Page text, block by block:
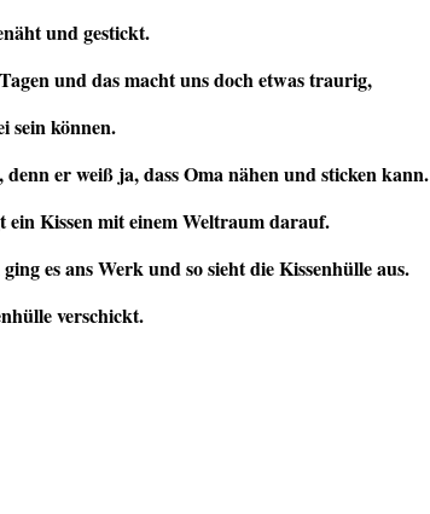
und gestickt.
und das macht uns doch etwas traurig,
sein können.
er weiß ja, dass Oma nähen und sticken kann.
ein Kissen mit einem Weltraum darauf.
es ans Werk und so sieht die Kissenhülle aus.
verschickt.